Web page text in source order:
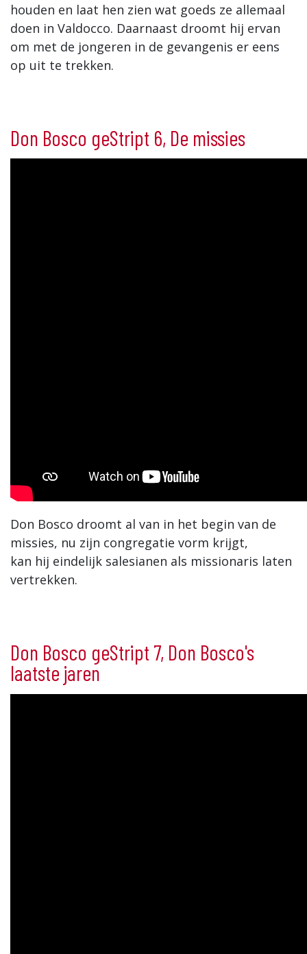
houden en laat hen zien wat goeds ze allemaal
doen in Valdocco. Daarnaast droomt hij ervan
om met de jongeren in de gevangenis er eens
op uit te trekken.
Don Bosco geStript 6, De missies
Don Bosco droomt al van in het begin van de
missies, nu zijn congregatie vorm krijgt,
kan hij eindelijk salesianen als missionaris laten
vertrekken.
Don Bosco geStript 7, Don Bosco's
laatste jaren